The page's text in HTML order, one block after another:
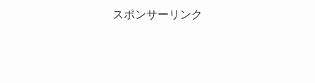
スポンサーリンク